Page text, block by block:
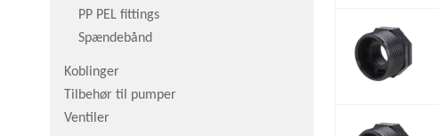
PP PEL fittings
Spændebånd
Koblinger
Tilbehør til pumper
Ventiler